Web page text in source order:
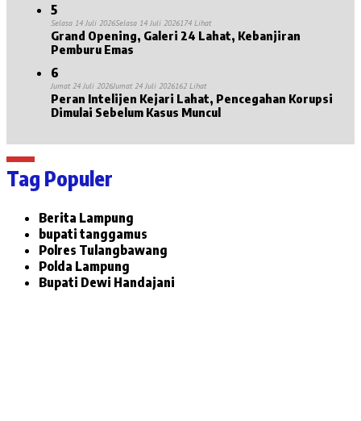
5
Selasa 14 Juli 2026Selasa 14 Juli 2026174 Lihat
Grand Opening, Galeri 24 Lahat, Kebanjiran
Pemburu Emas
6
Jumat 24 Juli 2026Jumat 24 Juli 2026162 Lihat
Peran Intelijen Kejari Lahat, Pencegahan Korupsi
Dimulai Sebelum Kasus Muncul
Tag Populer
Berita Lampung
bupati tanggamus
Polres Tulangbawang
Polda Lampung
Bupati Dewi Handajani